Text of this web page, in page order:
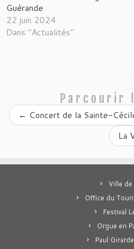
Guérande
22 juin 2024
Dans "Actualités"
Parcourir
← Concert de la Sainte-
La
Ville de
Office du
Festival
Orgue en
Paul